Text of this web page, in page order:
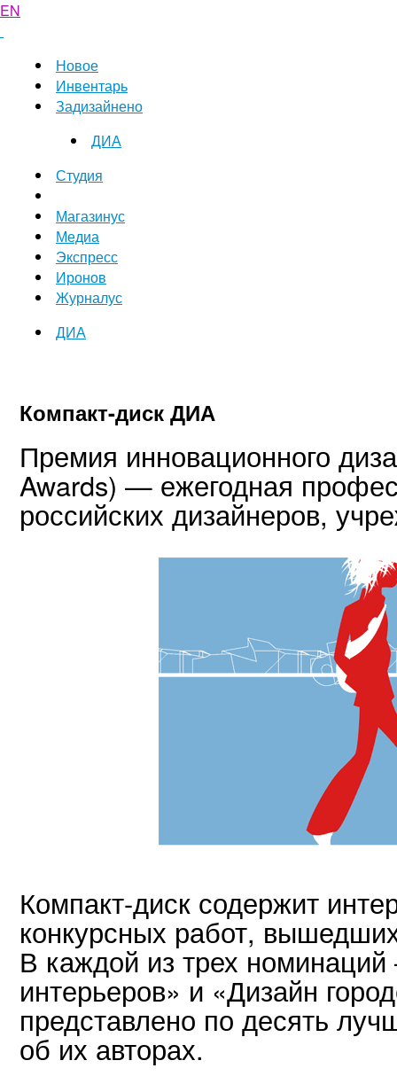
EN
Новое
Инвентарь
Задизайнено
ДИА
Студия
Магазинус
Медиа
Экспресс
Иронов
Журналус
ДИА
Компакт-диск ДИА
Премия инновационного
Awards) — ежегодная
российских дизайнеров,
Компакт-диск содержит
конкурсных работ,
В каждой из трех
интерьеров» и «Дизайн
представлено по десять
об их авторах.